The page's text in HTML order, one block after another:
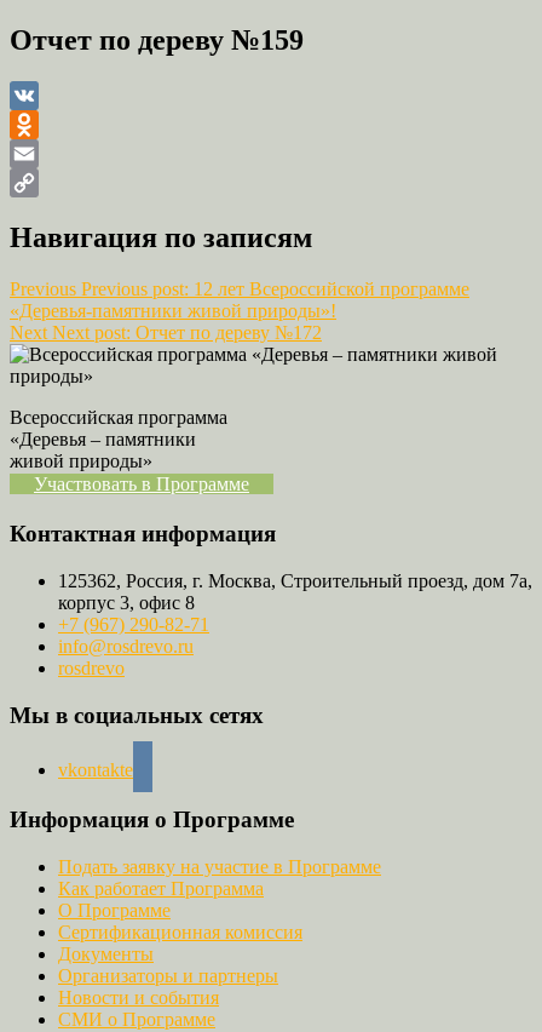
Отчет по дереву №159
VK
Odnoklassniki
Email
Link
Навигация по записям
Previous Previous post: 12 лет Всероссийской программе
«Деревья-памятники живой природы»!
Next Next post: Отчет по дереву №172
Всероссийская программа
«Деревья – памятники
живой природы»
Участвовать в Программе
Контактная информация
125362, Россия, г. Москва, Строительный проезд, дом 7а,
корпус 3, офис 8
+7 (967) 290-82-71
info@rosdrevo.ru
rosdrevo
Мы в социальных сетях
vkontakte
Информация о Программе
Подать заявку на участие в Программе
Как работает Программа
О Программе
Сертификационная комиссия
Документы
Организаторы и партнеры
Новости и события
СМИ о Программе